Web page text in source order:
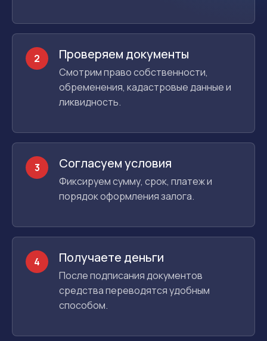
2 Проверяем документы
Смотрим право собственности,
обременения, кадастровые данные и
ликвидность.
3 Согласуем условия
Фиксируем сумму, срок, платеж и
порядок оформления залога.
4 Получаете деньги
После подписания документов
средства переводятся удобным
способом.